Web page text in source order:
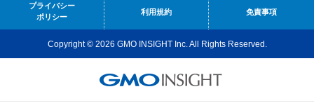
プライバシー
ポリシー
利用規約 免責事項
Copyright © 2026 GMO INSIGHT Inc. All Rights Reserved.